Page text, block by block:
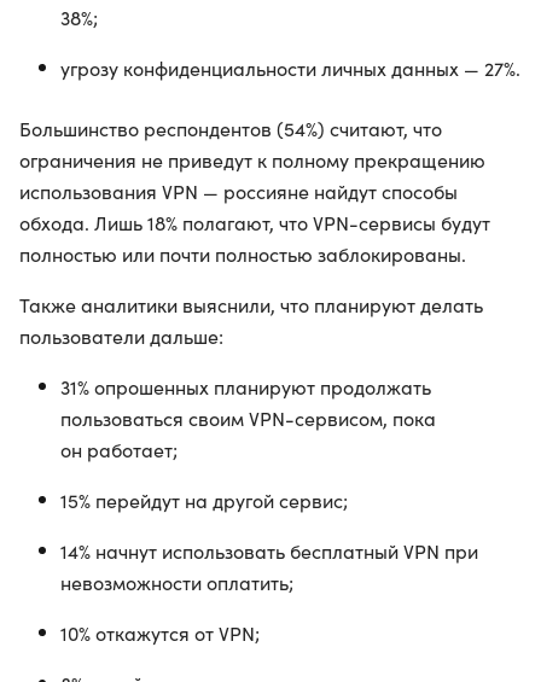
38%;
угрозу конфиденциальности личных данных — 27%.
Большинство респондентов (54%) считают, что
ограничения не приведут к полному прекращению
использования VPN — россияне найдут способы
обхода. Лишь 18% полагают, что VPN-сервисы будут
полностью или почти полностью заблокированы.
Также аналитики выяснили, что планируют делать
пользователи дальше:
31% опрошенных планируют продолжать
пользоваться своим VPN-сервисом, пока
он работает;
15% перейдут на другой сервис;
14% начнут использовать бесплатный VPN при
невозможности оплатить;
10% откажутся от VPN;